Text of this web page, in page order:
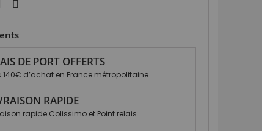
DE PORT OFFERTS
140€ d’achat en France métropolitaine
RAPIDE
rapide Colissimo et Point relais